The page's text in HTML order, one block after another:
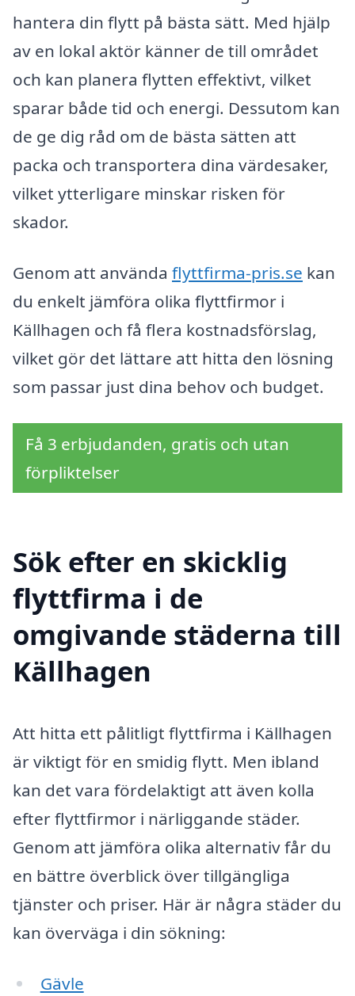
hantera din flytt på bästa sätt. Med hjälp
av en lokal aktör känner de till området
och kan planera flytten effektivt, vilket
sparar både tid och energi. Dessutom kan
de ge dig råd om de bästa sätten att
packa och transportera dina värdesaker,
vilket ytterligare minskar risken för
skador.
Genom att använda flyttfirma-pris.se kan
du enkelt jämföra olika flyttfirmor i
Källhagen och få flera kostnadsförslag,
vilket gör det lättare att hitta den lösning
som passar just dina behov och budget.
Få 3 erbjudanden, gratis och utan
förpliktelser
Sök efter en skicklig
flyttfirma i de
omgivande städerna till
Källhagen
Att hitta ett pålitligt flyttfirma i Källhagen
är viktigt för en smidig flytt. Men ibland
kan det vara fördelaktigt att även kolla
efter flyttfirmor i närliggande städer.
Genom att jämföra olika alternativ får du
en bättre överblick över tillgängliga
tjänster och priser. Här är några städer du
kan överväga i din sökning:
Gävle